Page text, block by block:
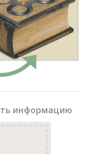
информацию